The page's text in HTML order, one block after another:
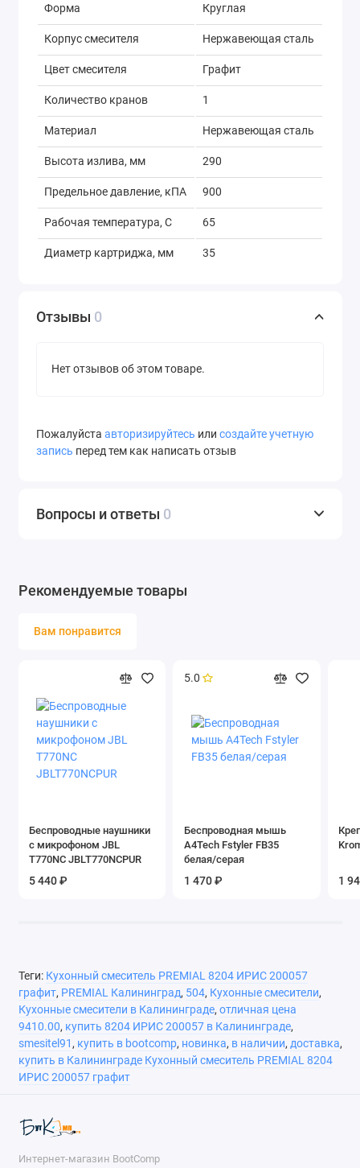
Форма Круглая
Корпус смесителя Нержавеющая сталь
Цвет смесителя Графит
Количество кранов 1
Материал Нержавеющая сталь
Высота излива, мм 290
Предельное давление, кПА 900
Рабочая температура, С 65
Диаметр картриджа, мм 35
Отзывы 0
Нет отзывов об этом товаре.
Пожалуйста авторизируйтесь или создайте учетную
запись перед тем как написать отзыв
Вопросы и ответы 0
Рекомендуемые товары
Вам понравится
Беспроводные наушники
с микрофоном JBL
T770NC JBLT770NCPUR
5 440 ₽
5.0
Беспроводная мышь
A4Tech Fstyler FB35
белая/серая
1 470 ₽ 1
Теги: Кухонный смеситель PREMIAL 8204 ИРИС 200057
графит, PREMIAL Калининград, 504, Кухонные смесители,
Кухонные смесители в Калининграде, отличная цена
9410.00, купить 8204 ИРИС 200057 в Калининграде,
smesitel91, купить в bootcomp, новинка, в наличии, доставка,
купить в Калининграде Кухонный смеситель PREMIAL 8204
ИРИС 200057 графит
Интернет-магазин BootComp